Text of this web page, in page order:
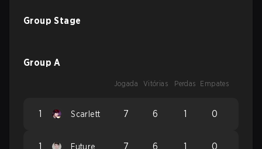
Group Stage
Group A
Jogada Vitórias Perdas Empates
1 Scarlett 7 6 1 0
1 Future 7 6 1 0